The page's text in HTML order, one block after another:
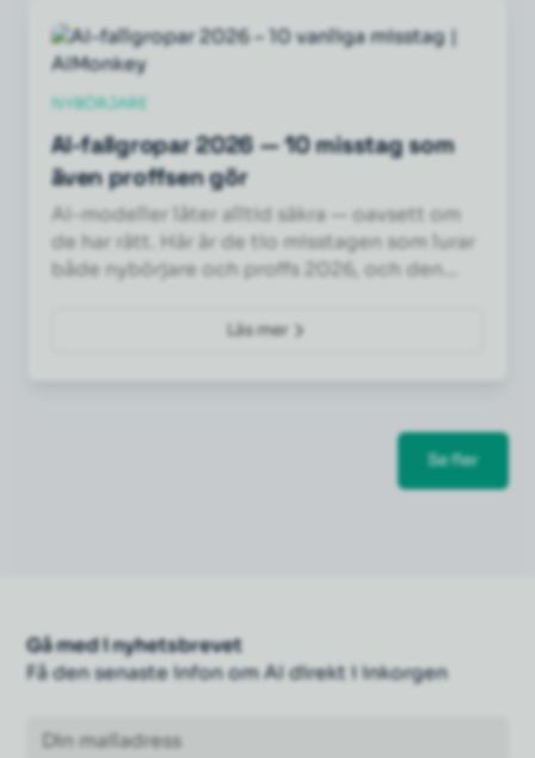
NYBÖRJARE
AI-fallgropar 2026 — 10 misstag som
även proffsen gör
AI-modeller låter alltid säkra — oavsett om
de har rätt. Här är de tio misstagen som lurar
både nybörjare och proffs 2026, och den
Läs mer
Se fler
Gå med i nyhetsbrevet
Få den senaste infon om AI direkt i inkorgen